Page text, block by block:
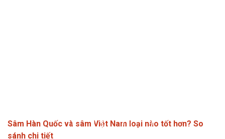
Sâm Hàn Quốc và sâm Việt Nam loại nào tốt hơn? So
sánh chi tiết